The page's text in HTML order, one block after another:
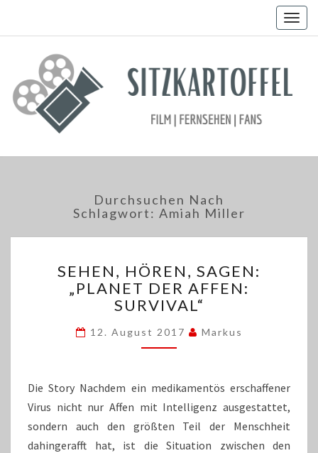
Durchsuchen Nach
Schlagwort: Amiah Miller
HÖREN,
SAGEN:
„PLANET
AFFEN:
SURVIVAL“
SEHEN, HÖREN, SAGEN:
„PLANET DER AFFEN:
SURVIVAL“
12. August 2017 Markus
Die Story Nachdem ein medikamentös erschaffener
Virus nicht nur Affen mit Intelligenz ausgestattet,
sondern auch den größten Teil der Menschheit
dahingerafft hat, ist die Situation zwischen den